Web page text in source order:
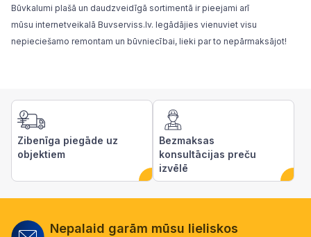
Būvkalumi plašā un daudzveidīgā sortimentā ir pieejami arī
mūsu internetveikalā Buvserviss.lv. Iegādājies vienuviet visu
nepieciešamo remontam un būvniecībai, lieki par to nepārmaksājot!
Zibenīga piegāde uz
objektiem
Bezmaksas
konsultācijas preču
izvēlē
Nepalaid garām mūsu lieliskos